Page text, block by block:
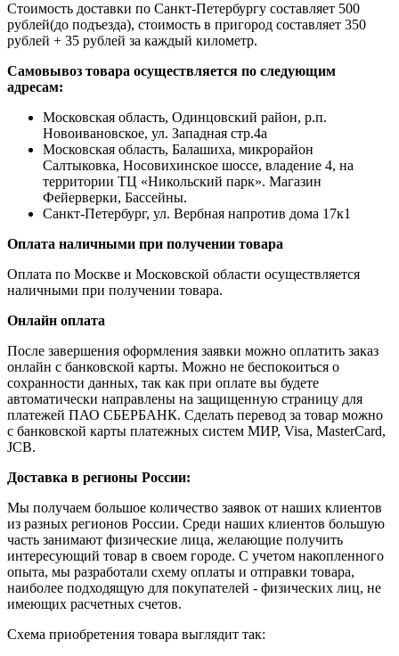
Стоимость доставки по Санкт-Петербургу составляет 500
рублей(до подъезда), стоимость в пригород составляет 350
рублей + 35 рублей за каждый километр.
Самовывоз товара осуществляется по следующим
адресам:
Московская область, Одинцовский район, р.п.
Новоивановское, ул. Западная стр.4a
Московская область, Балашиха, микрорайон
Салтыковка, Носовихинское шоссе, владение 4, на
территории ТЦ «Никольский парк». Магазин
Фейерверки, Бассейны.
Санкт-Петербург, ул. Вербная напротив дома 17к1
Оплата наличными при получении товара
Оплата по Москве и Московской области осуществляется
наличными при получении товара.
Онлайн оплата
После завершения оформления заявки можно оплатить заказ
онлайн с банковской карты. Можно не беспокоиться о
сохранности данных, так как при оплате вы будете
автоматически направлены на защищенную страницу для
платежей ПАО СБЕРБАНК. Сделать перевод за товар можно
с банковской карты платежных систем МИР, Visa, MasterCard,
JCB.
Доставка в регионы России:
Мы получаем большое количество заявок от наших клиентов
из разных регионов России. Среди наших клиентов большую
часть занимают физические лица, желающие получить
интересующий товар в своем городе. С учетом накопленного
опыта, мы разработали схему оплаты и отправки товара,
наиболее подходящую для покупателей - физических лиц, не
имеющих расчетных счетов.
Схема приобретения товара выглядит так: